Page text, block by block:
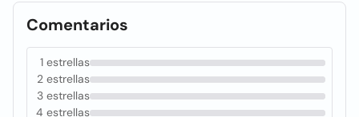
Comentarios
1 estrellas
2 estrellas
3 estrellas
4 estrellas